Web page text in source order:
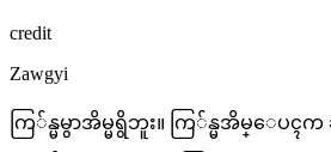
credit
Zawgyi
ကြ်န္မမွာအိမ္မရွိဘူး။ ကြ်န္မအိမ္ေပ